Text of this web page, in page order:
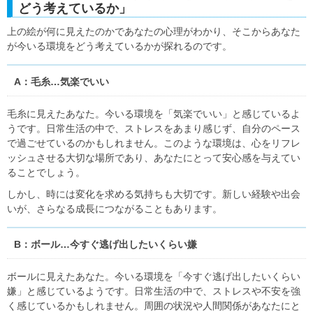
どう考えているか」
上の絵が何に見えたのかであなたの心理がわかり、そこからあなた
が今いる環境をどう考えているかが探れるのです。
A：毛糸…気楽でいい
毛糸に見えたあなた。今いる環境を「気楽でいい」と感じているよ
うです。日常生活の中で、ストレスをあまり感じず、自分のペース
で過ごせているのかもしれません。このような環境は、心をリフレ
ッシュさせる大切な場所であり、あなたにとって安心感を与えてい
ることでしょう。
しかし、時には変化を求める気持ちも大切です。新しい経験や出会
いが、さらなる成長につながることもあります。
B：ボール…今すぐ逃げ出したいくらい嫌
ボールに見えたあなた。今いる環境を「今すぐ逃げ出したいくらい
嫌」と感じているようです。日常生活の中で、ストレスや不安を強
く感じているかもしれません。周囲の状況や人間関係があなたにと